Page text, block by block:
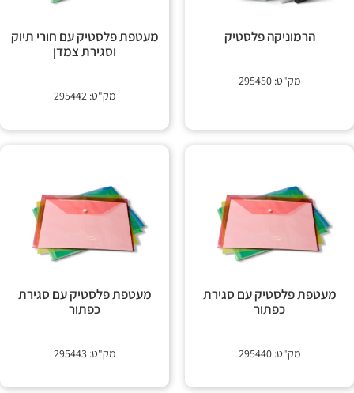
הרמוניקה פלסטיק
מק"ט: 295450
מעטפת פלסטיק עם חורי תיוק
וסגירת צמדן
מק"ט: 295442
מעטפת פלסטיק עם סגירת
כפתור
מק"ט: 295440
מעטפת פלסטיק עם סגירת
כפתור
מק"ט: 295443